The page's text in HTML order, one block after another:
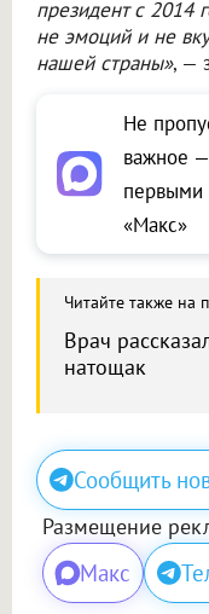
президент с 2014
не эмоций и не
нашей страны», —
Не
важное
первыми
«Макс»
Читайте также на
Врач
натощак
Сообщить
Размещение
Макс